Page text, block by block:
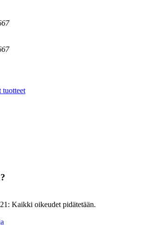
tuotteet
Kaikki oikeudet pidätetään.